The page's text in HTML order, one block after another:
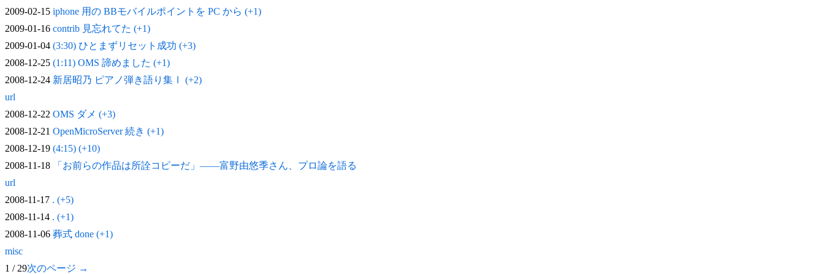
2009-02-15 iphone 用の BBモバイルポイントを PC から (+1)
2009-01-16 contrib 見忘れてた (+1)
2009-01-04 (3:30) ひとまずリセット成功 (+3)
2008-12-25 (1:11) OMS 諦めました (+1)
2008-12-24 新居昭乃 ピアノ弾き語り集Ⅰ (+2)
url
2008-12-22 OMS ダメ (+3)
2008-12-21 OpenMicroServer 続き (+1)
2008-12-19 (4:15) (+10)
2008-11-18
「お前らの作品は所詮コピーだ」——富野由悠季さん、プロ論を語る
url
2008-11-17 . (+5)
2008-11-14 . (+1)
2008-11-06 葬式 done (+1)
misc
1 / 29次のページ →